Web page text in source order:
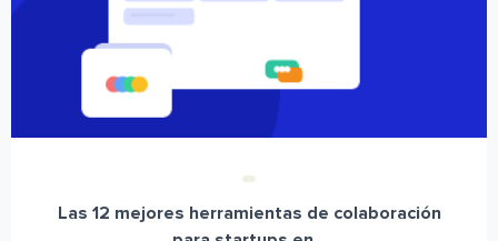
Las 12 mejores herramientas de colaboración